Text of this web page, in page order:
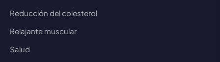
Reducción del colesterol
Relajante muscular
Salud